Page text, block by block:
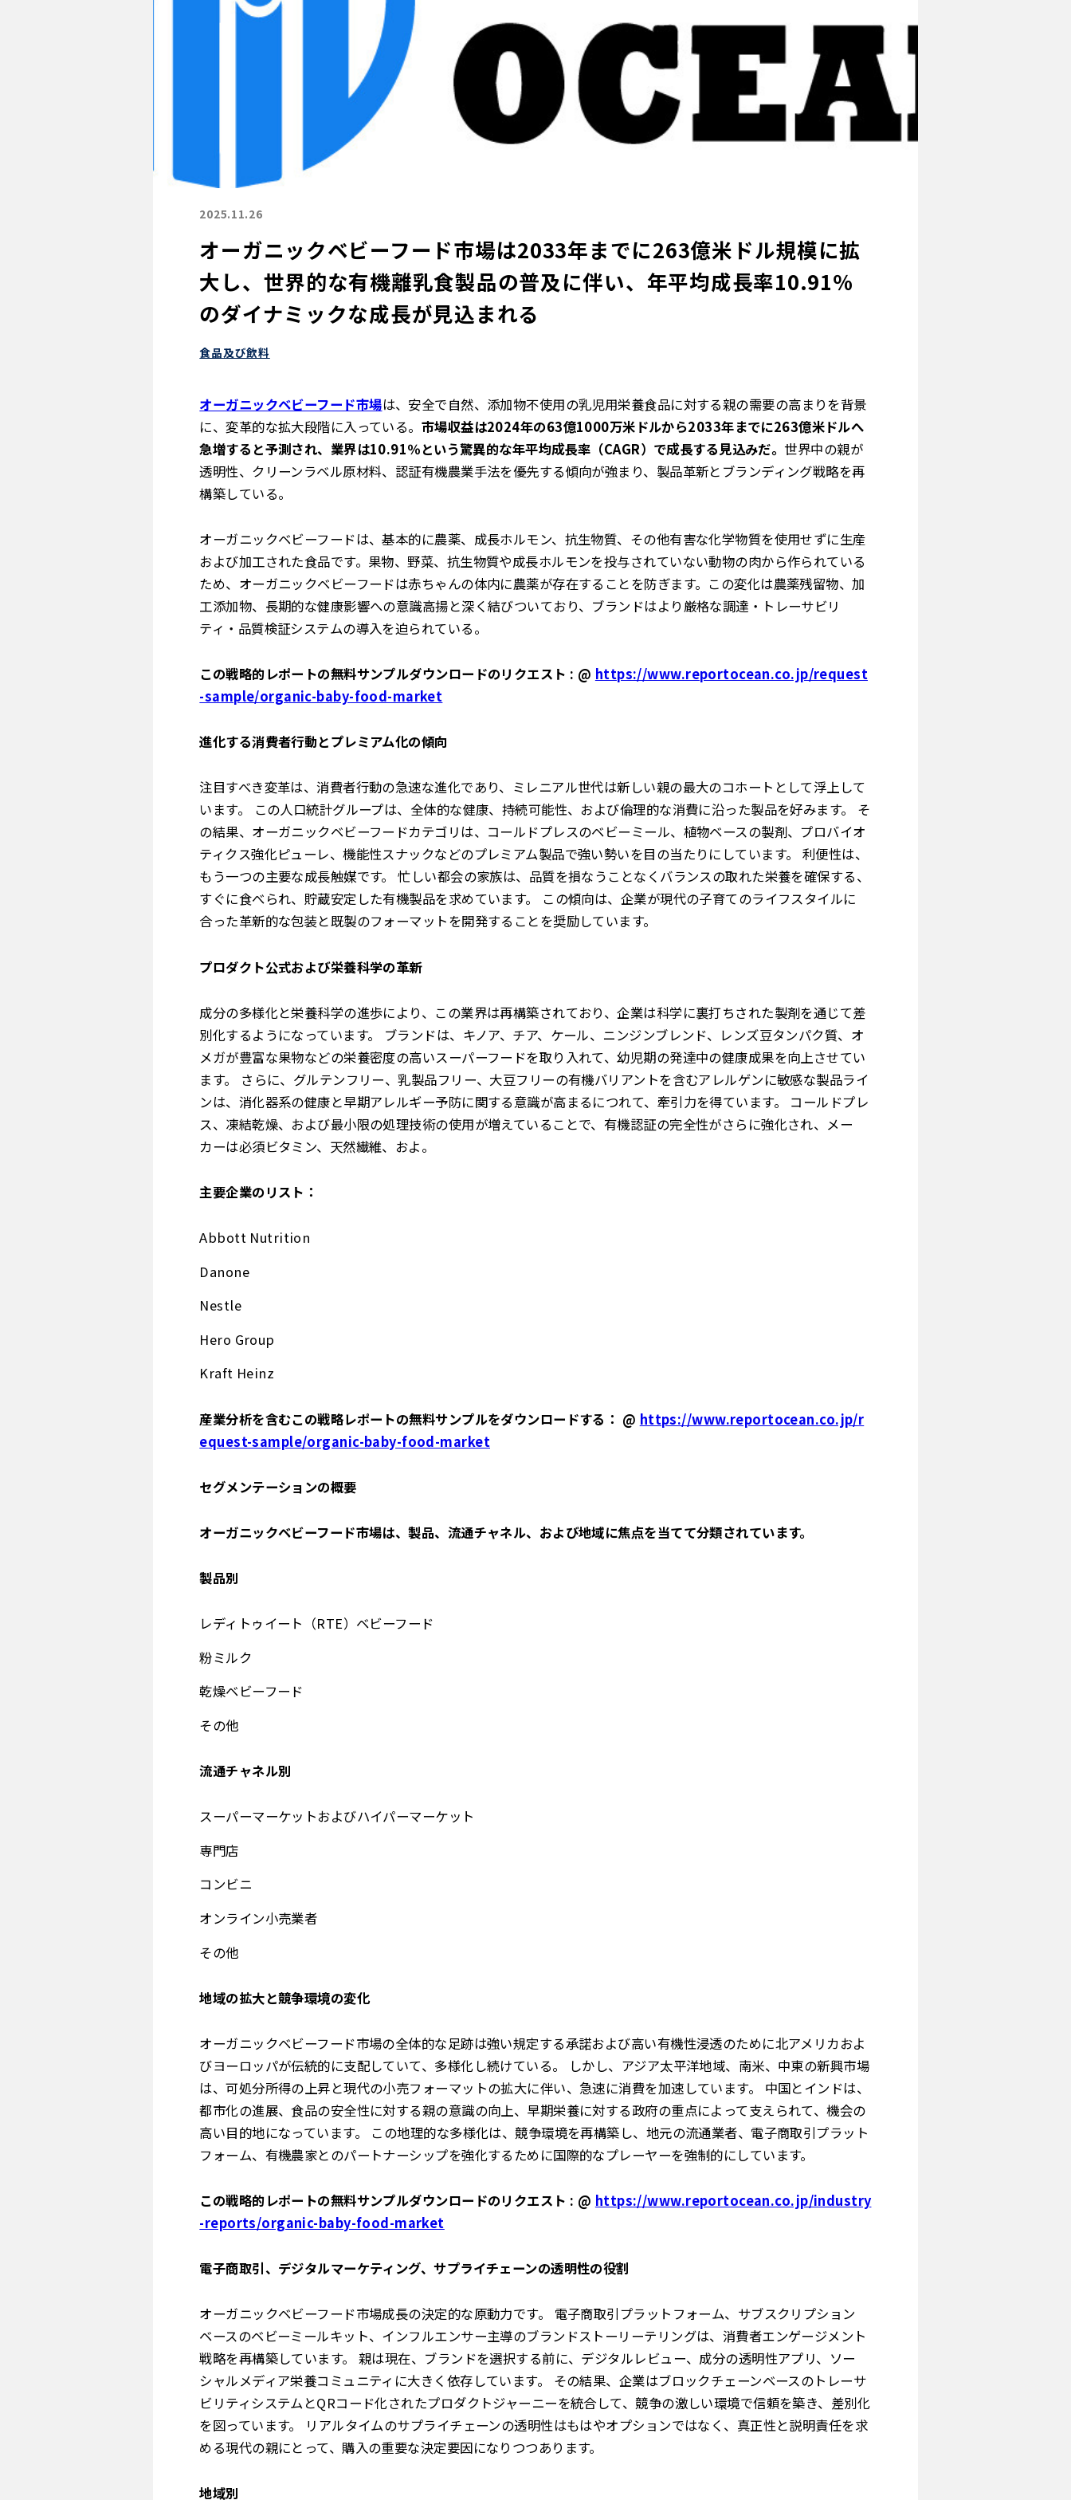
2025.11.26
オーガニックベビーフード市場は2033年までに263億米ドル規模に拡
大し、世界的な有機離乳食製品の普及に伴い、年平均成長率10.91％
のダイナミックな成長が見込まれる
食品及び飲料
オーガニックベビーフード市場は、安全で自然、添加物不使用の乳児用栄養食品に対する親の需要の高まりを背景
に、変革的な拡大段階に入っている。 市場収益は2024年の63億1000万米ドルから2033年までに263億米ドルへ
急増すると予測され、業界は10.91％という驚異的な年平均成長率（CAGR）で成長する見込みだ。世界中の親が
透明性、クリーンラベル原材料、認証有機農業手法を優先する傾向が強まり、製品革新とブランディング戦略を再
構築している。
オーガニックベビーフードは、基本的に農薬、成長ホルモン、抗生物質、その他有害な化学物質を使用せずに生産
および加工された食品です。果物、野菜、抗生物質や成長ホルモンを投与されていない動物の肉から作られている
ため、オーガニックベビーフードは赤ちゃんの体内に農薬が存在することを防ぎます。この変化は農薬残留物、加
工添加物、長期的な健康影響への意識高揚と深く結びついており、ブランドはより厳格な調達・トレーサビリ
ティ・品質検証システムの導入を迫られている。
この戦略的レポートの無料サンプルダウンロードのリクエスト : @ https://www.reportocean.co.jp/request
-sample/organic-baby-food-market
進化する消費者行動とプレミアム化の傾向
注目すべき変革は、消費者行動の急速な進化であり、ミレニアル世代は新しい親の最大のコホートとして浮上して
います。 この人口統計グループは、全体的な健康、持続可能性、および倫理的な消費に沿った製品を好みます。 そ
の結果、オーガニックベビーフードカテゴリは、コールドプレスのベビーミール、植物ベースの製剤、プロバイオ
ティクス強化ピューレ、機能性スナックなどのプレミアム製品で強い勢いを目の当たりにしています。 利便性は、
もう一つの主要な成長触媒です。 忙しい都会の家族は、品質を損なうことなくバランスの取れた栄養を確保する、
すぐに食べられ、貯蔵安定した有機製品を求めています。 この傾向は、企業が現代の子育てのライフスタイルに
合った革新的な包装と既製のフォーマットを開発することを奨励しています。
プロダクト公式および栄養科学の革新
成分の多様化と栄養科学の進歩により、この業界は再構築されており、企業は科学に裏打ちされた製剤を通じて差
別化するようになっています。 ブランドは、キノア、チア、ケール、ニンジンブレンド、レンズ豆タンパク質、オ
メガが豊富な果物などの栄養密度の高いスーパーフードを取り入れて、幼児期の発達中の健康成果を向上させてい
ます。 さらに、グルテンフリー、乳製品フリー、大豆フリーの有機バリアントを含むアレルゲンに敏感な製品ライ
ンは、消化器系の健康と早期アレルギー予防に関する意識が高まるにつれて、牽引力を得ています。 コールドプレ
ス、凍結乾燥、および最小限の処理技術の使用が増えていることで、有機認証の完全性がさらに強化され、メー
カーは必須ビタミン、天然繊維、およ。
主要企業のリスト：
Abbott Nutrition
Danone
Nestle
Hero Group
Kraft Heinz
産業分析を含むこの戦略レポートの無料サンプルをダウンロードする： @ https://www.reportocean.co.jp/r
equest-sample/organic-baby-food-market
セグメンテーションの概要
オーガニックベビーフード市場は、製品、流通チャネル、および地域に焦点を当てて分類されています。
製品別
レディトゥイート（RTE）ベビーフード
粉ミルク
乾燥ベビーフード
その他
流通チャネル別
スーパーマーケットおよびハイパーマーケット
専門店
コンビニ
オンライン小売業者
その他
地域の拡大と競争環境の変化
オーガニックベビーフード市場の全体的な足跡は強い規定する承諾および高い有機性浸透のために北アメリカおよ
びヨーロッパが伝統的に支配していて、多様化し続けている。 しかし、アジア太平洋地域、南米、中東の新興市場
は、可処分所得の上昇と現代の小売フォーマットの拡大に伴い、急速に消費を加速しています。 中国とインドは、
都市化の進展、食品の安全性に対する親の意識の向上、早期栄養に対する政府の重点によって支えられて、機会の
高い目的地になっています。 この地理的な多様化は、競争環境を再構築し、地元の流通業者、電子商取引プラット
フォーム、有機農家とのパートナーシップを強化するために国際的なプレーヤーを強制的にしています。
この戦略的レポートの無料サンプルダウンロードのリクエスト : @ https://www.reportocean.co.jp/industry
-reports/organic-baby-food-market
電子商取引、デジタルマーケティング、サプライチェーンの透明性の役割
オーガニックベビーフード市場成長の決定的な原動力です。 電子商取引プラットフォーム、サブスクリプション
ベースのベビーミールキット、インフルエンサー主導のブランドストーリーテリングは、消費者エンゲージメント
戦略を再構築しています。 親は現在、ブランドを選択する前に、デジタルレビュー、成分の透明性アプリ、ソー
シャルメディア栄養コミュニティに大きく依存しています。 その結果、企業はブロックチェーンベースのトレーサ
ビリティシステムとQRコード化されたプロダクトジャーニーを統合して、競争の激しい環境で信頼を築き、差別化
を図っています。 リアルタイムのサプライチェーンの透明性はもはやオプションではなく、真正性と説明責任を求
める現代の親にとって、購入の重要な決定要因になりつつあります。
地域別